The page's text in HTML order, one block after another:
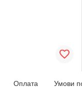
Оплата Умови